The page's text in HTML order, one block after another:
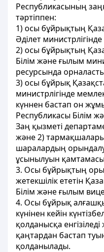
Республикасының
тәртіппен:
1) осы бұйрықтың
Әділет
2) осы бұйрықтың
Білім және ғылым
ресурсында
3) осы бұйрық
министрлігінде
күннен бастап он
Республикасы Білім
Заң қызметі
және 2)
шаралардың
ұсынылуын
3. Осы бұйрықтың
жетекшілік ететін
Білім және ғылым
4. Осы бұйрық
күнінен кейін
қолданысқа
қаңтардан бастап
қолданылады.